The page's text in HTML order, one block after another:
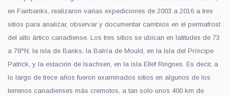
en Fairbanks, realizaron varias expediciones de 2003 a 2016 a tres
sitios para analizar, observar y documentar cambios en el permafrost
del alto ártico canadiense. Los tres sitios se ubican en latitudes de 73
a 78°N: la isla de Banks, la Bahía de Mould, en la Isla del Príncipe
Patrick, y la estación de Isachsen, en la isla Ellef Ringnes. Es decir, a
lo largo de trece años fueron examinados sitios en algunos de los
terrenos canadienses más cremotos, a tan solo unos 400 km de